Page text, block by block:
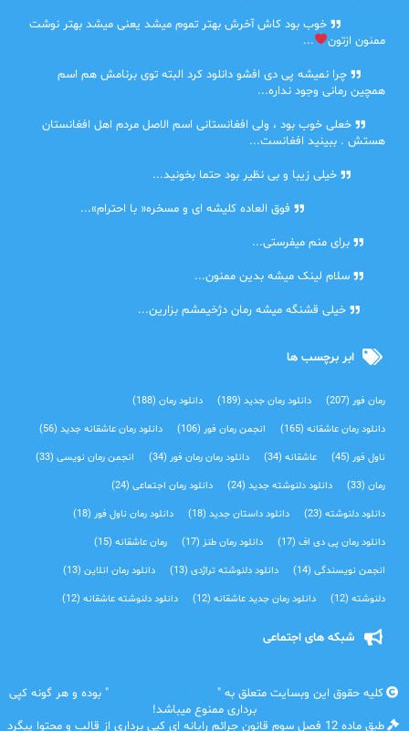
خوب بود کاش آخرش بهتر تموم میشد یعنی میشد بهتر نوشت
ممنون ازتون
...
چرا نمیشه پی دی افشو دانلود کرد البته توی برنامش هم اسم
همچین رمانی وجود نداره...
خعلی خوب بود ، ولی افغانستانی اسم الاصل مردم اهل افغانستان
هستش . ببینید افغانست...
خیلی زیبا و بی نظیر بود حتما بخونید...
فوق العاده کلیشه ای و مسخره« با احترام»...
برای منم میفرستی...
سلام لینک میشه بدین ممنون...
خیلی قشنگه میشه رمان دژخیمشم بزارین...
ابر برچسب ها
رمان فور(207) دانلود رمان جدید(189) دانلود رمان(188)
دانلود رمان عاشقانه(165) انجمن رمان فور(106) دانلود رمان عاشقانه جدید(56)
ناول فور(45) عاشقانه(34) دانلود رمان رمان فور(34) انجمن رمان نویسی(33)
رمان(33) دانلود دلنوشته جدید(24) دانلود رمان اجتماعی‌(24)
دانلود دلنوشته(23) دانلود داستان جدید(18) دانلود رمان ناول فور(18)
دانلود رمان پی دی اف(17) دانلود رمان طنز(17) رمان عاشقانه(15)
انجمن نویسندگی(14) دانلود دلنوشته تراژدی‌(13) دانلود رمان انلاین(13)
دلنوشته(12) دانلود رمان جدید عاشقانه(12) دانلود دلنوشته عاشقانه(12)
شبکه های اجتماعی
کلیه حقوق این وبسایت متعلق به "
" بوده و هر گونه کپی
برداری ممنوع میباشد!
طبق ماده 12 فصل سوم قانون جرائم رایانه ای کپی برداری از قالب و محتوا پیگرد